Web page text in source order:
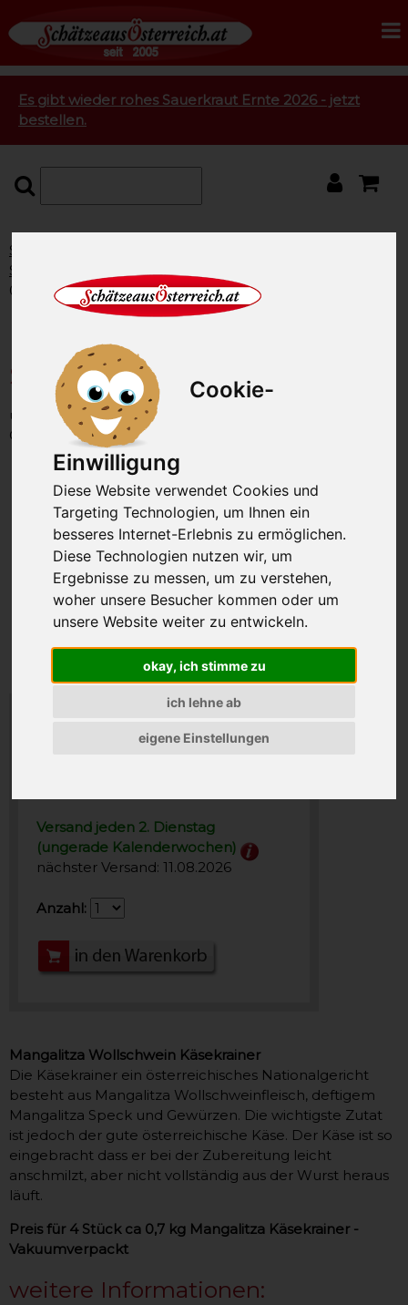
Cookie-
Einwilligung
Diese Website verwendet Cookies und
Targeting Technologien, um Ihnen ein
besseres Internet-Erlebnis zu ermöglichen.
Diese Technologien nutzen wir, um
Ergebnisse zu messen, um zu verstehen,
woher unsere Besucher kommen oder um
unsere Website weiter zu entwickeln.
okay, ich stimme zu
ich lehne ab
eigene Einstellungen
Es gibt wieder rohes Sauerkraut Ernte 2026 - jetzt
bestellen.
Startseite
Spezialitäten
Käsekrainer vom Mangalitza Schwein ca.
0,7 kg
Käsekrainer vom Mangalitza
Schwein ca. 0,7 kg
unsere Artikel-Nummer: SAO2049
Gewicht: 700g
Versand jeden 2. Dienstag
(ungerade Kalenderwochen)
nächster Versand: 11.08.2026
Anzahl:
Mangalitza Wollschwein Käsekrainer
Die Käsekrainer ein österreichisches Nationalgericht
besteht aus Mangalitza Wollschweinfleisch, deftigem
Mangalitza Speck und Gewürzen. Die wichtigste Zutat
ist jedoch der gute österreichische Käse. Der Käse ist so
eingebracht dass er bei der Zubereitung leicht
anschmilzt, aber nicht vollständig aus der Wurst heraus
läuft.
Preis für 4 Stück ca 0,7 kg Mangalitza Käsekrainer-
Vakuumverpackt
weitere Informationen: